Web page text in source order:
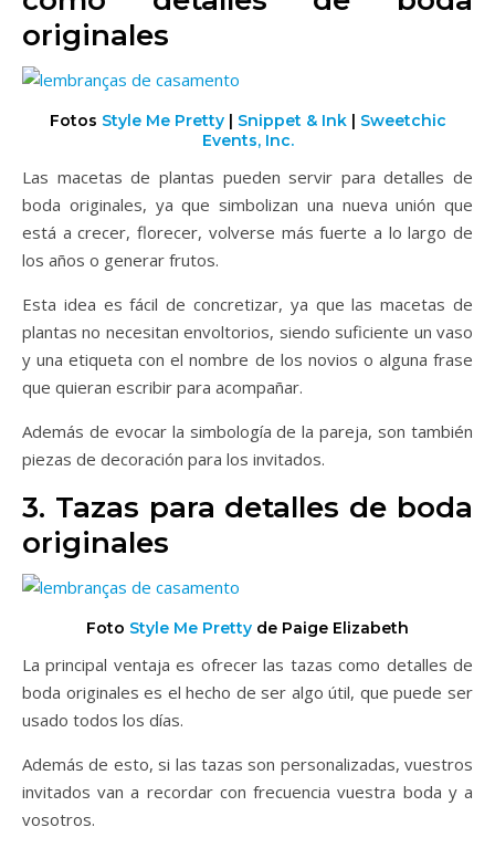
originales
Fotos Style Me Pretty| Snippet & Ink| Sweetchic
Events, Inc.
Las macetas de plantas pueden servir paradetalles de
boda originales, ya que simbolizan una nueva unión que
está a crecer, florecer, volverse más fuerte a lo largo de
los años o generar frutos.
Esta idea es fácil de concretizar, ya que las macetas de
plantas no necesitan envoltorios, siendo suficiente un vaso
y una etiqueta con el nombre de los novios o alguna frase
que quieran escribir para acompañar.
Además de evocar la simbología de la pareja, son también
piezas de decoración para los invitados.
3. Tazas para detalles de boda
originales
Foto Style Me Pretty de Paige Elizabeth
La principal ventaja es ofrecer las tazas como detalles de
boda originales es el hecho de ser algo útil, que puede ser
usado todos los días.
Además de esto, si las tazas son personalizadas, vuestros
invitados van a recordar con frecuencia vuestra boda y a
vosotros.